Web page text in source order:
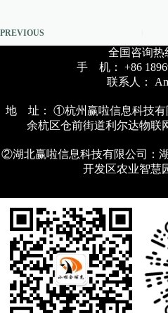
PREVIOUS
全国咨询热
手 机： +86
联系人：
地 址： ①杭州赢啦信息科技有
余杭区仓前街道利尔达物联
②湖北赢啦信息科技有限公司：
开发区农业智慧